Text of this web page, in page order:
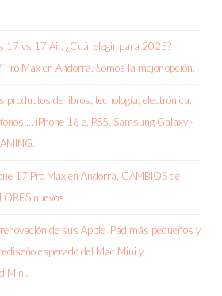
17 vs 17 Air. ¿Cuál elegir para 2025?
Max en Andorra. Somos la mejor opción.
productos de libros, tecnología, electrónica,
… iPhone 16 e. PS5. Samsung Galaxy ·
17 Pro Max en Andorra, CAMBIOS de
nuevos
de sus Apple iPad más pequeños y
esperado del Mac Mini y
Mini.